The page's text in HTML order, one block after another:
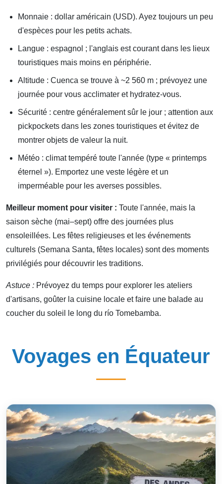
Monnaie : dollar américain (USD). Ayez toujours un peu
d'espèces pour les petits achats.
Langue : espagnol ; l'anglais est courant dans les lieux
touristiques mais moins en périphérie.
Altitude : Cuenca se trouve à ~2 560 m ; prévoyez une
journée pour vous acclimater et hydratez-vous.
Sécurité : centre généralement sûr le jour ; attention aux
pickpockets dans les zones touristiques et évitez de
montrer objets de valeur la nuit.
Météo : climat tempéré toute l'année (type « printemps
éternel »). Emportez une veste légère et un
imperméable pour les averses possibles.
Meilleur moment pour visiter : Toute l'année, mais la
saison sèche (mai–sept) offre des journées plus
ensoleillées. Les fêtes religieuses et les événements
culturels (Semana Santa, fêtes locales) sont des moments
privilégiés pour découvrir les traditions.
Astuce : Prévoyez du temps pour explorer les ateliers
d'artisans, goûter la cuisine locale et faire une balade au
coucher du soleil le long du río Tomebamba.
Voyages en Équateur